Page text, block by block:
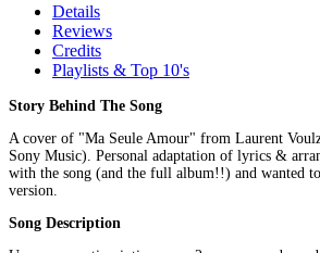
Details
Reviews
Credits
Playlists & Top 10's
Story Behind The Song
A cover of "Ma Seule Amour" from Laurent
Sony Music). Personal adaptation of lyrics &
with the song (and the full album!!) and wanted
version.
Song Description